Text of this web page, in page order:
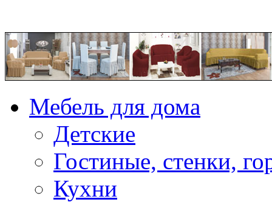
Мебель для дома
Детские
Гостиные, стенки,
Кухни